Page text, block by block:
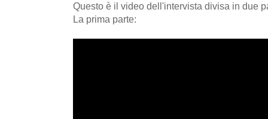
Questo è il video dell'intervista divisa in due
La prima parte: